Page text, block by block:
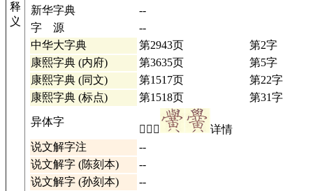
释
义
新华字典
--
字 源
--
中华大字典
第2943页
第2字
康熙字典 (内府)
第3635页
第5字
康熙字典 (同文)
第1517页
第22字
康熙字典 (标点)
第1518页 第31字
异体字
𪏬𣍜黉
详情
说文解字注
--
说文解字 (陈刻本)
--
说文解字 (孙刻本)
--